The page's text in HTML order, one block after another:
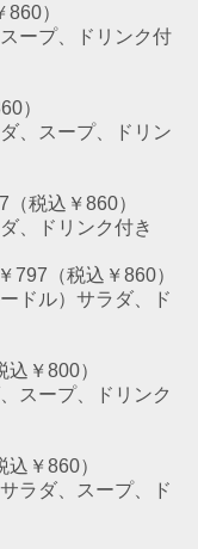
）
ープ、ドリンク付
）
、スープ、ドリン
税込￥860）
、ドリンク付き
（税込￥860）
ドル） サラダ、ド
￥800）
ープ、ドリンク
￥860）
ダ、スープ、ド